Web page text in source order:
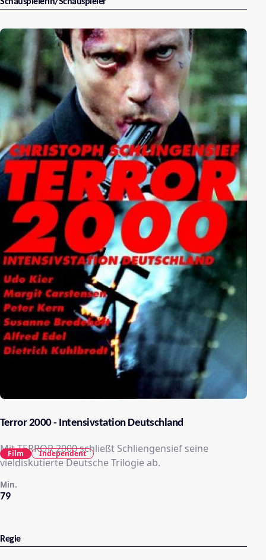
Schauspielerin/Schauspieler
Terror 2000 - Intensivstation Deutschland
Mit TERROR 2000 schließt Schliengensief seine
vieldiskutierte Deutsche Trilogie ab.
79
Min.
Film Independent
Regie